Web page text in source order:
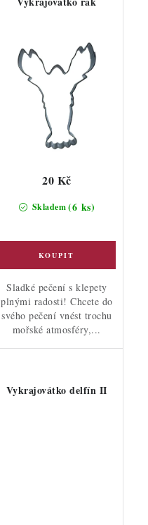
Skladem(6 ks)
20 Kč
Sladké pečení s klepety
plnými radosti! Chcete do
svého pečení vnést trochu
mořské atmosféry,...
Vykrajovátko delfín II